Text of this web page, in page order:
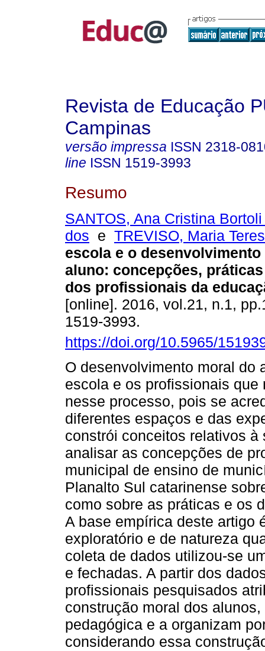
Revista de Educação
Campinas
versão impressa ISSN 2318-
line ISSN 1519-3993
Resumo
SANTOS, Ana Cristina
dos e TREVISO, Maria
escola e o
aluno: concepções,
dos profissionais da
[online]. 2016, vol.21, n.1,
1519-3993.
https://doi.org/10.5965/
O desenvolvimento moral do
escola e os profissionais
nesse processo, pois se
diferentes espaços e das
constrói conceitos relativos
analisar as concepções de
municipal de ensino de
Planalto Sul catarinense
como sobre as práticas e os
A base empírica deste artigo
exploratório e de natureza
coleta de dados utilizou-se
e fechadas. A partir dos
profissionais pesquisados
construção moral dos
pedagógica e a organizam
considerando essa